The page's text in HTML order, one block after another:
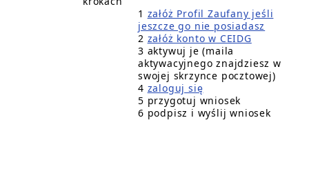
1 załóż Profil Zaufany jeśli
jeszcze go nie posiadasz
2 załóż konto w CEIDG
3 aktywuj je (maila
aktywacyjnego znajdziesz w
swojej skrzynce pocztowej)
4 zaloguj się
5 przygotuj wniosek
6 podpisz i wyślij wniosek